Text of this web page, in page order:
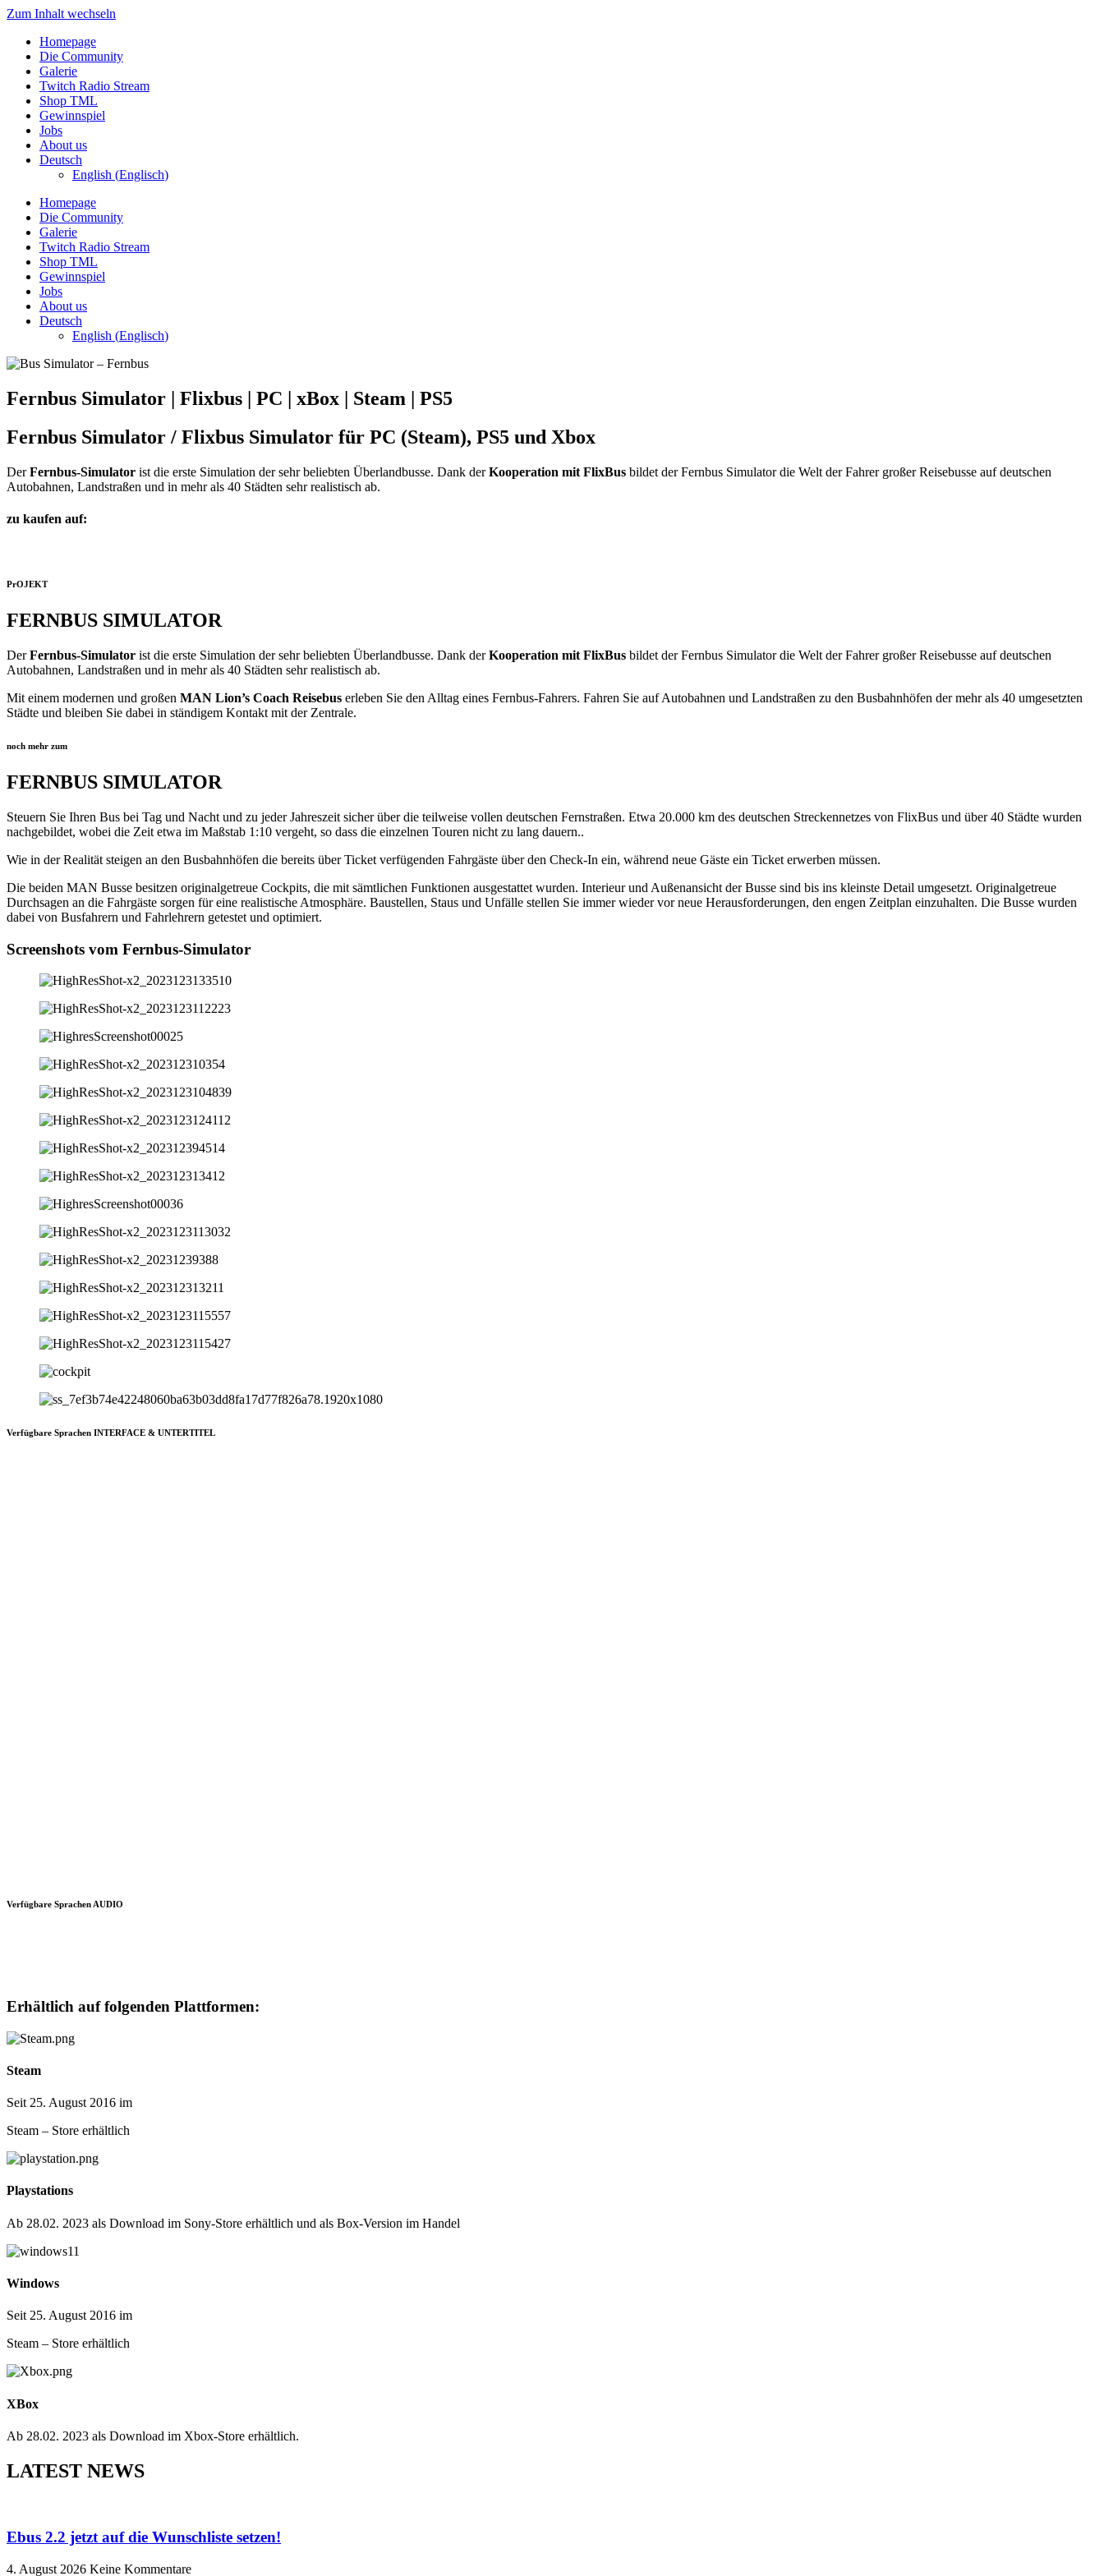
Zum Inhalt wechseln
Homepage
Die Community
Galerie
Twitch Radio Stream
Shop TML
Gewinnspiel
Jobs
About us
Deutsch
English (Englisch)
Homepage
Die Community
Galerie
Twitch Radio Stream
Shop TML
Gewinnspiel
Jobs
About us
Deutsch
English (Englisch)
Fernbus Simulator | Flixbus | PC | xBox | Steam | PS5
Fernbus Simulator / Flixbus Simulator für PC (Steam), PS5 und Xbox
DerFernbus-Simulator ist die erste Simulation der sehr beliebten Überlandbusse. Dank derKooperation mit FlixBus bildet der Fernbus Simulator die Welt der Fahrer großer Reisebusse auf deutschen
Autobahnen, Landstraßen und in mehr als 40 Städten sehr realistisch ab.
zu kaufen auf:
PrOJEKT
FERNBUS SIMULATOR
DerFernbus-Simulator ist die erste Simulation der sehr beliebten Überlandbusse. Dank derKooperation mit FlixBus bildet der Fernbus Simulator die Welt der Fahrer großer Reisebusse auf deutschen
Autobahnen, Landstraßen und in mehr als 40 Städten sehr realistisch ab.
Mit einem modernen und großen MAN Lion’s Coach Reisebus erleben Sie den Alltag eines Fernbus-Fahrers. Fahren Sie auf Autobahnen und Landstraßen zu den Busbahnhöfen der mehr als 40 umgesetzten
Städte und bleiben Sie dabei in ständigem Kontakt mit der Zentrale.
noch mehr zum
FERNBUS SIMULATOR
Steuern Sie Ihren Bus bei Tag und Nacht und zu jeder Jahreszeit sicher über die teilweise vollen deutschen Fernstraßen. Etwa 20.000 km des deutschen Streckennetzes von FlixBus und über 40 Städte wurden
nachgebildet, wobei die Zeit etwa im Maßstab 1:10 vergeht, so dass die einzelnen Touren nicht zu lang dauern..
Wie in der Realität steigen an den Busbahnhöfen die bereits über Ticket verfügenden Fahrgäste über den Check-In ein, während neue Gäste ein Ticket erwerben müssen.
Die beiden MAN Busse besitzen originalgetreue Cockpits, die mit sämtlichen Funktionen ausgestattet wurden. Interieur und Außenansicht der Busse sind bis ins kleinste Detail umgesetzt. Originalgetreue
Durchsagen an die Fahrgäste sorgen für eine realistische Atmosphäre. Baustellen, Staus und Unfälle stellen Sie immer wieder vor neue Herausforderungen, den engen Zeitplan einzuhalten. Die Busse wurden
dabei von Busfahrern und Fahrlehrern getestet und optimiert.
Screenshots vom Fernbus-Simulator
Verfügbare Sprachen INTERFACE & UNTERTITEL
Verfügbare Sprachen AUDIO
Erhältlich auf folgenden Plattformen:
Steam
Seit 25. August 2016 im
Steam – Store erhältlich
Playstations
Ab 28.02. 2023 als Download im Sony-Store erhältlich und als Box-Version im Handel
Windows
Seit 25. August 2016 im
Steam – Store erhältlich
XBox
Ab 28.02. 2023 als Download im Xbox-Store erhältlich.
LATEST NEWS
Ebus 2.2 jetzt auf die Wunschliste setzen!
4. August 2026 Keine Kommentare